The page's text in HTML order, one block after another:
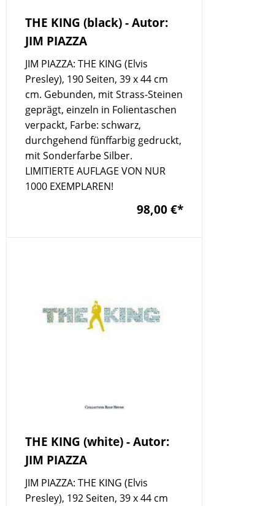
THE KING (black) - Autor:
JIM PIAZZA
JIM PIAZZA: THE KING (Elvis
Presley), 190 Seiten, 39 x 44 cm
cm. Gebunden, mit Strass-Steinen
geprägt, einzeln in Folientaschen
verpackt, Farbe: schwarz,
durchgehend fünffarbig gedruckt,
mit Sonderfarbe Silber.
LIMITIERTE AUFLAGE VON NUR
1000 EXEMPLAREN!
98,00 €*
THE KING (white) - Autor:
JIM PIAZZA
JIM PIAZZA: THE KING (Elvis
Presley), 192 Seiten, 39 x 44 cm